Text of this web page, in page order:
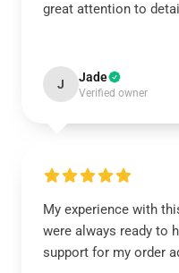
great attention to
J Jade
Verified owner
My experience with
were always ready to
support for my order